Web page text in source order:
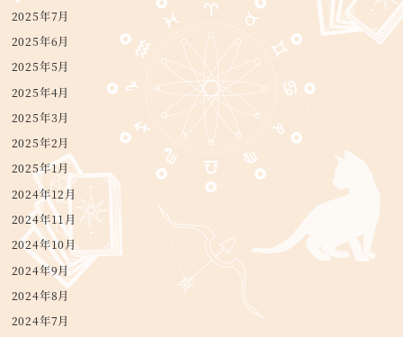
2025年7月
2025年6月
2025年5月
2025年4月
2025年3月
2025年2月
2025年1月
2024年12月
2024年11月
2024年10月
2024年9月
2024年8月
2024年7月